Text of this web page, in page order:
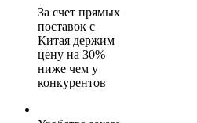
За счет прямых
поставок с
Китая держим
цену на 30%
ниже чем у
конкурентов